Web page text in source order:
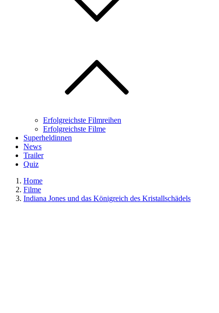
Erfolgreichste Filmreihen
Erfolgreichste Filme
Superheldinnen
News
Trailer
Quiz
Home
Filme
Indiana Jones und das Königreich des Kristallschädels